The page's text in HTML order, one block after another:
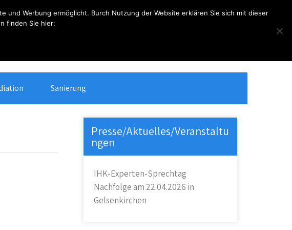
Sanierung
Presse/Aktuelles/Veranstaltu
ngen
IHK-Experten-Sprechtag
Nachfolge am 22.04.2026 in
Gelsenkirchen
Werbung ermöglicht. Burch Nutzung der Website erklären Sie sich mit dieser
finden Sie hier: